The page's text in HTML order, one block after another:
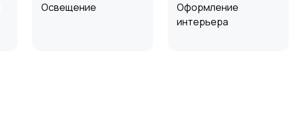
Освещение
Оформление
интерьера